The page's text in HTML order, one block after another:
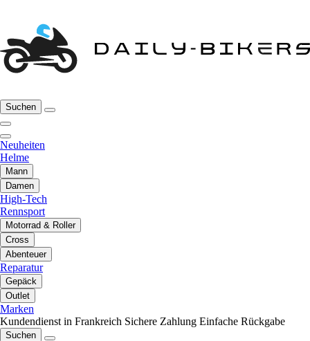
Suchen
Neuheiten
Helme
Mann
Damen
High-Tech
Rennsport
Motorrad & Roller
Cross
Abenteuer
Reparatur
Gepäck
Outlet
Marken
Kundendienst in Frankreich Sichere Zahlung Einfache Rückgabe
Suchen